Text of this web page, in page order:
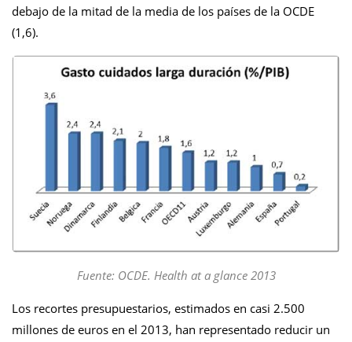
debajo de la mitad de la media de los países de la OCDE
(1,6).
Fuente: OCDE. Health at a glance 2013
Los recortes presupuestarios, estimados en casi 2.500
millones de euros en el 2013, han representado reducir un